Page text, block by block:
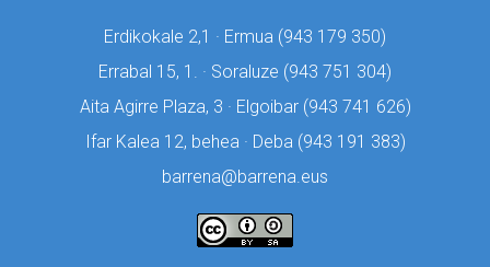
Erdikokale 2,1 · Ermua (943 179 350)
Errabal 15, 1. · Soraluze (943 751 304)
Aita Agirre Plaza, 3 · Elgoibar (943 741 626)
Ifar Kalea 12, behea · Deba (943 191 383)
barrena@barrena.eus